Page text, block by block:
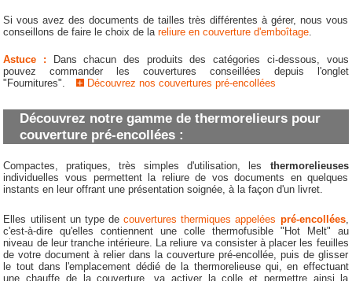
Si vous avez des documents de tailles très différentes à gérer, nous vous
conseillons de faire le choix de lareliure en couverture d'emboîtage.
Astuce :
Dans chacun des produits des catégories ci-dessous, vous
pouvez commander les couvertures conseillées depuis l'onglet
"Fournitures".
+ Découvrez nos couvertures pré-encollées
Découvrez notre gamme de thermorelieurs pour
couverture pré-encollées :
Compactes, pratiques, très simples d'utilisation, les thermorelieuses
individuelles vous permettent la reliure de vos documents en quelques
instants en leur offrant une présentation soignée, à la façon d'un livret.
Elles utilisent un type decouvertures thermiques appelées pré-encollées,
c'est-à-dire qu'elles contiennent une colle thermofusible "Hot Melt" au
niveau de leur tranche intérieure. La reliure va consister à placer les feuilles
de votre document à relier dans la couverture pré-encollée, puis de glisser
le tout dans l'emplacement dédié de la thermorelieuse qui, en effectuant
une chauffe de la couverture, va activer la colle et permettre ainsi la